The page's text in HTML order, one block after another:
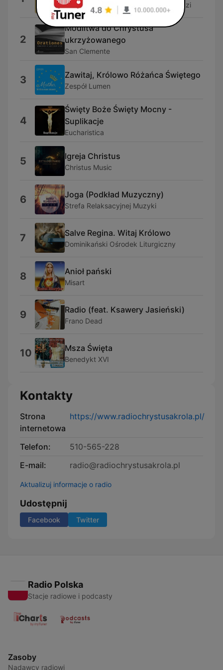
Kościół Chrześcijan Baptystów w Łodzi
2
Modlitwa do Chrystusa
ukrzyżowanego
San Clemente
3 Zawitaj, Królowo Różańca Świętego
Zespół Lumen
4
Święty Boże Święty Mocny -
Suplikacje
Eucharistica
5 Igreja Christus
Christus Music
6 Joga (Podkład Muzyczny)
Strefa Relaksacyjnej Muzyki
7 Salve Regina. Witaj Królowo
Dominikański Ośrodek Liturgiczny
8 Anioł pański
Misart
9 Radio (feat. Ksawery Jasieński)
Frano Dead
10 Msza Święta
Benedykt XVI
Kontakty
Strona
internetowa
https://www.radiochrystusakrola.pl/
Telefon:
510-565-228
E-mail:
radio@radiochrystusakrola.pl
Aktualizuj informacje o radio
Udostępnij
Facebook Twitter
Radio Polska
Stacje radiowe i podcasty
Zasoby
Nadawcy radiowi